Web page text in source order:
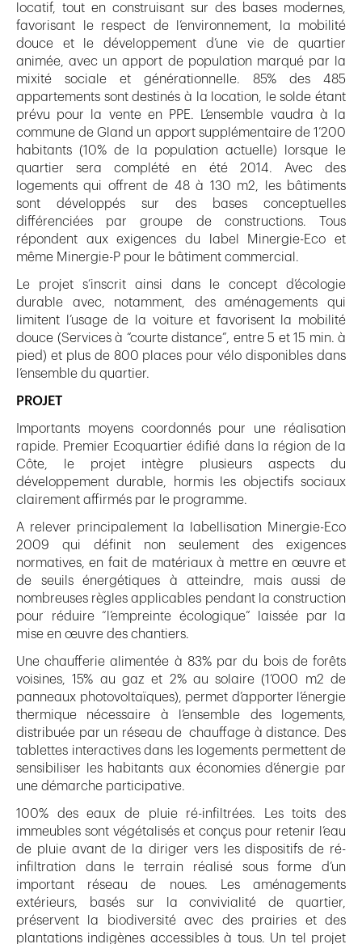
locatif, tout en construisant sur des bases modernes,
favorisant le respect de l’environnement, la mobilité
douce et le développement d’une vie de quartier
animée, avec un apport de population marqué par la
mixité sociale et générationnelle. 85% des 485
appartements sont destinés à la location, le solde étant
prévu pour la vente en PPE. L’ensemble vaudra à la
commune de Gland un apport supplémentaire de 1’200
habitants (10% de la population actuelle) lorsque le
quartier sera complété en été 2014. Avec des
logements qui offrent de 48 à 130 m2, les bâtiments
sont développés sur des bases conceptuelles
différenciées par groupe de constructions. Tous
répondent aux exigences du label Minergie-Eco et
même Minergie-P pour le bâtiment commercial.
Le projet s’inscrit ainsi dans le concept d’écologie
durable avec, notamment, des aménagements qui
limitent l’usage de la voiture et favorisent la mobilité
douce (Services à “courte distance”, entre 5 et 15 min. à
pied) et plus de 800 places pour vélo disponibles dans
l’ensemble du quartier.
PROJET
Importants moyens coordonnés pour une réalisation
rapide. Premier Ecoquartier édifié dans la région de la
Côte, le projet intègre plusieurs aspects du
développement durable, hormis les objectifs sociaux
clairement affirmés par le programme.
A relever principalement la labellisation Minergie-Eco
2009 qui définit non seulement des exigences
normatives, en fait de matériaux à mettre en œuvre et
de seuils énergétiques à atteindre, mais aussi de
nombreuses règles applicables pendant la construction
pour réduire “l’empreinte écologique” laissée par la
mise en œuvre des chantiers.
Une chaufferie alimentée à 83% par du bois de forêts
voisines, 15% au gaz et 2% au solaire (1’000 m2 de
panneaux photovoltaïques), permet d’apporter l’énergie
thermique nécessaire à l’ensemble des logements,
distribuée par un réseau de chauffage à distance. Des
tablettes interactives dans les logements permettent de
sensibiliser les habitants aux économies d’énergie par
une démarche participative.
100% des eaux de pluie ré-infiltrées. Les toits des
immeubles sont végétalisés et conçus pour retenir l’eau
de pluie avant de la diriger vers les dispositifs de ré-
infiltration dans le terrain réalisé sous forme d’un
important réseau de noues. Les aménagements
extérieurs, basés sur la convivialité de quartier,
préservent la biodiversité avec des prairies et des
plantations indigènes accessibles à tous. Un tel projet